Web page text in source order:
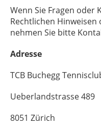
Wenn Sie Fragen oder
Rechtlichen
nehmen Sie bitte
Adresse
TCB Buchegg
Ueberlandstrasse 489
8051 Zürich